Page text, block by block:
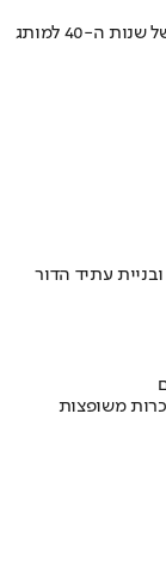
איך אסם הפכה את תקופת הצנע והמחסור הקשה של שנות ה-40 למותג
עתיד הדור
משופצות